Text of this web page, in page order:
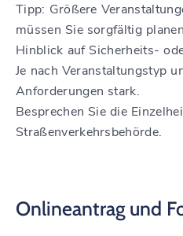
Tipp: Größere
müssen Sie sorgfältig
Hinblick auf Sicherheits-
Je nach Veranstaltungstyp
Anforderungen stark.
Besprechen Sie die
Straßenverkehrsbehörde.
Onlineantrag und